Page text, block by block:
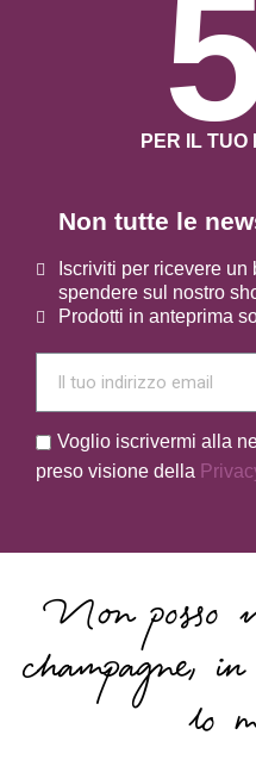
Non tutte le
Iscriviti per ricevere
spendere sul nostro
Prodotti in anteprima
Voglio iscrivermi alla
preso visione della
PER IL TUO
Non posso
champagne,
lo